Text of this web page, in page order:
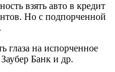
взять авто в кредит
Но с подпорченной
глаза на испорченное
Банк и др.